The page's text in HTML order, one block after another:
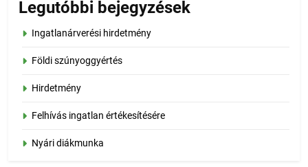
Legutóbbi bejegyzések
Ingatlanárverési hirdetmény
Földi szúnyoggyértés
Hirdetmény
Felhívás ingatlan értékesítésére
Nyári diákmunka